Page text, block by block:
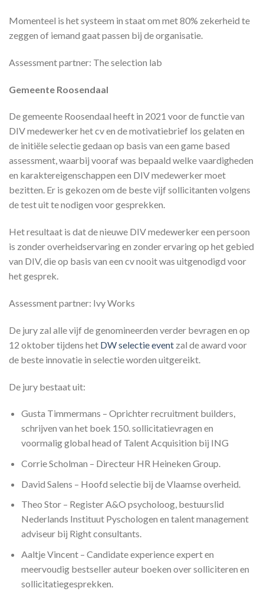
Momenteel is het systeem in staat om met 80% zekerheid te
zeggen of iemand gaat passen bij de organisatie.
Assessment partner: The selection lab
Gemeente Roosendaal
De gemeente Roosendaal heeft in 2021 voor de functie van
DIV medewerker het cv en de motivatiebrief los gelaten en
de initiële selectie gedaan op basis van een game based
assessment, waarbij vooraf was bepaald welke vaardigheden
en karaktereigenschappen een DIV medewerker moet
bezitten. Er is gekozen om de beste vijf sollicitanten volgens
de test uit te nodigen voor gesprekken.
Het resultaat is dat de nieuwe DIV medewerker een persoon
is zonder overheidservaring en zonder ervaring op het gebied
van DIV, die op basis van een cv nooit was uitgenodigd voor
het gesprek.
Assessment partner: Ivy Works
De jury zal alle vijf de genomineerden verder bevragen en op
12 oktober tijdens het DW selectie event zal de award voor
de beste innovatie in selectie worden uitgereikt.
De jury bestaat uit:
Gusta Timmermans – Oprichter recruitment builders,
schrijven van het boek 150. sollicitatievragen en
voormalig global head of Talent Acquisition bij ING
Corrie Scholman – Directeur HR Heineken Group.
David Salens – Hoofd selectie bij de Vlaamse overheid.
Theo Stor – Register A&O psycholoog, bestuurslid
Nederlands Instituut Pyschologen en talent management
adviseur bij Right consultants.
Aaltje Vincent – Candidate experience expert en
meervoudig bestseller auteur boeken over solliciteren en
sollicitatiegesprekken.